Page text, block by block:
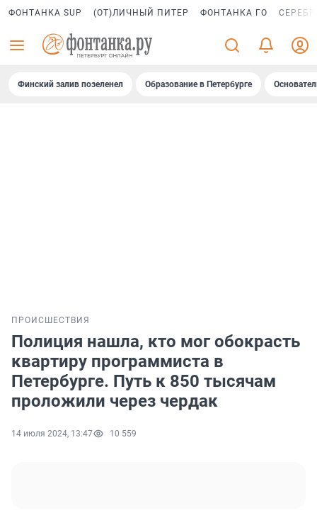
ФОНТАНКА SUP (ОТ)ЛИЧНЫЙ ПИТЕР ФОНТАНКА ГО
Финский залив позеленел Образование в Петербурге
ПРОИСШЕСТВИЯ
Полиция нашла, кто мог обокрасть
квартиру программиста в
Петербурге. Путь к 850 тысячам
проложили через чердак
14 июля 2024, 13:47 10 559